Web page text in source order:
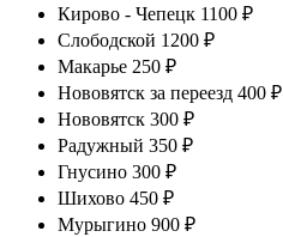
Кирово - Чепецк 1100 ₽
Слободской 1200 ₽
Макарье 250 ₽
Нововятск за переезд 400 ₽
Нововятск 300 ₽
Радужный 350 ₽
Гнусино 300 ₽
Шихово 450 ₽
Мурыгино 900 ₽